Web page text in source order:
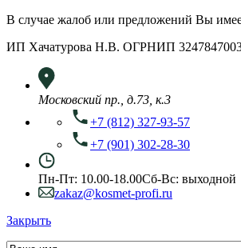
В случае жалоб или предложений Вы
ИП Хачатурова Н.В. ОГРНИП
Московский пр., д.73, к.3
+7 (812) 327-93-57
+7 (901) 302-28-30
Пн-Пт: 10.00-18.00Сб-Вс: выходной
zakaz@kosmet-profi.ru
Закрыть